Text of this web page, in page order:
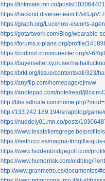
https://linkmate.mn.co/posts/103064401
https://hackmd.diverse-team.fr/s/
https://graph.org/Lucknow-escorts-
https://gotartwork.com/Blog/wearable-
https://forums.x-plane.org/profile/
https://codimd.communecter.org/s/-
https://buyerseller.xyz/user/
https://brkt.org/issue/contents/all/323/
https://anyflip.com/homepage/ejmvw
https://anotepad.com/note/read/
http://bbs.sdhuifa.com/
http://133.242.189.194/snapblog/
https://nuddely01.mn.co/posts/
https://www.lesateliersgrege.be/
https://metricco.es/magna-fringilla-
https://www.hiddenbridgegolf.com/
https://www.humorrisk.com/oldblog/
http://www.granmetro.es/documentos/